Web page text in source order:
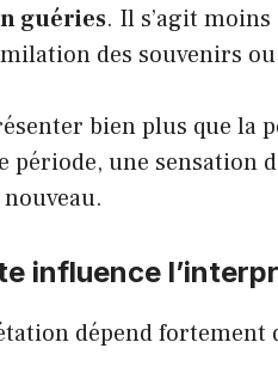
guéries. Il s’agit
des souvenirs
bien plus que la
période, une sensation
nouveau.
influence
dépend fortement